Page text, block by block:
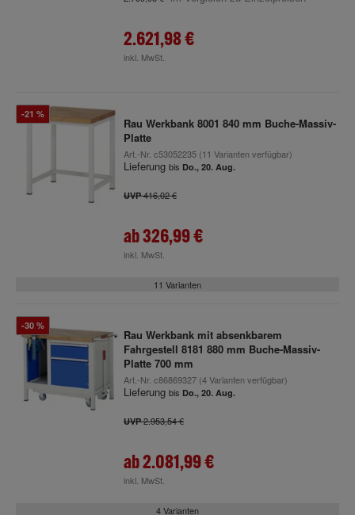
2.621,98 €
inkl. MwSt.
-21 %
Rau Werkbank 8001 840 mm Buche-Massiv-
Platte
Art.-Nr. c53052235(11 Varianten verfügbar)
Lieferung bis Do., 20. Aug.
UVP416,02 €
ab326,99 €
inkl. MwSt.
11 Varianten
-30 %
Rau Werkbank mit absenkbarem
Fahrgestell 8181 880 mm Buche-Massiv-
Platte 700 mm
Art.-Nr. c86869327(4 Varianten verfügbar)
Lieferung bis Do., 20. Aug.
UVP2.953,54 €
ab2.081,99 €
inkl. MwSt.
4 Varianten